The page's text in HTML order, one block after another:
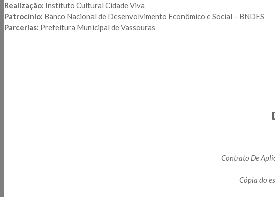
Realização: Instituto Cultural Cidade Viva
Patrocínio: Banco Nacional de Desenvolvimento Econômico e Social – BNDES
Parcerias: Prefeitura Municipal de Vassouras
Contrato De
Cópia do